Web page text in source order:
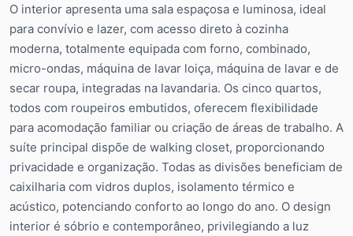
O interior apresenta uma sala espaçosa e luminosa, ideal
para convívio e lazer, com acesso direto à cozinha
moderna, totalmente equipada com forno, combinado,
micro-ondas, máquina de lavar loiça, máquina de lavar e de
secar roupa, integradas na lavandaria. Os cinco quartos,
todos com roupeiros embutidos, oferecem flexibilidade
para acomodação familiar ou criação de áreas de trabalho. A
suíte principal dispõe de walking closet, proporcionando
privacidade e organização. Todas as divisões beneficiam de
caixilharia com vidros duplos, isolamento térmico e
acústico, potenciando conforto ao longo do ano. O design
interior é sóbrio e contemporâneo, privilegiando a luz